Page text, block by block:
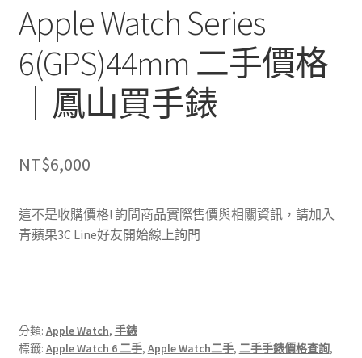
Apple Watch Series
6(GPS)44mm 二手價格
｜鳳山買手錶
NT$6,000
這不是收購價格! 詢問商品實際售價與相關資訊，請加入
青蘋果3C Line好友開始線上詢問
分類: Apple Watch, 手錶
標籤: Apple Watch 6 二手, Apple Watch二手, 二手手錶價格查詢,